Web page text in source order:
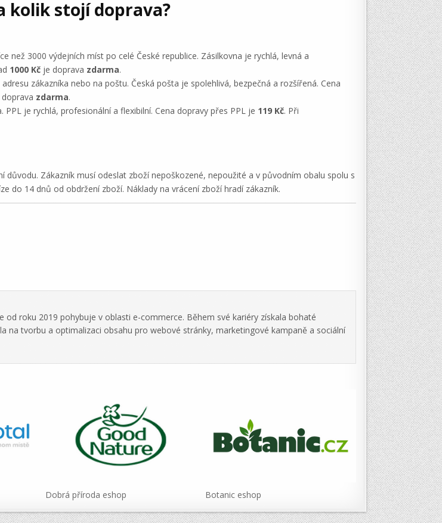
kolik stojí doprava?
než 3000 výdejních míst po celé České republice. Zásilkovna je rychlá, levná a
1000 Kč je doprava zdarma.
zákazníka nebo na poštu. Česká pošta je spolehlivá, bezpečná a rozšířená. Cena
zdarma.
je rychlá, profesionální a flexibilní. Cena dopravy přes PPL je 119 Kč. Při
Zákazník musí odeslat zboží nepoškozené, nepoužité a v původním obalu spolu s
do 14 dnů od obdržení zboží. Náklady na vrácení zboží hradí zákazník.
od roku 2019 pohybuje v oblasti e-commerce. Během své kariéry získala bohaté
na tvorbu a optimalizaci obsahu pro webové stránky, marketingové kampaně a sociální
Dobrá příroda eshop Botanic eshop